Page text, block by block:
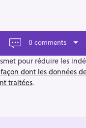
0 comments
pour réduire les
dont les données
traitées.